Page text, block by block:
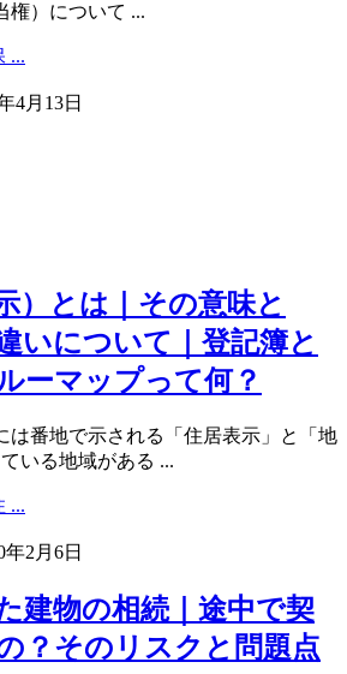
権）について ...
...
4月13日
）とは｜その意味と
いについて｜登記簿と
ーマップって何？
は番地で示される「住居表示」と「地
いる地域がある ...
...
年2月6日
建物の相続｜途中で契
？そのリスクと問題点